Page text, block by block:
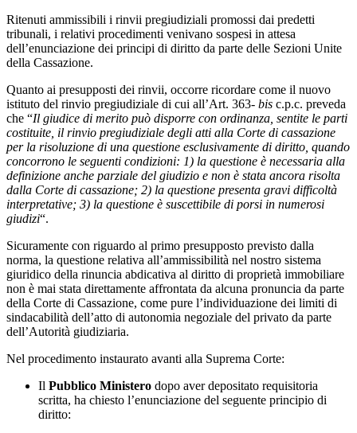
Ritenuti ammissibili i rinvii pregiudiziali promossi dai predetti
tribunali, i relativi procedimenti venivano sospesi in attesa
dell’enunciazione dei principi di diritto da parte delle Sezioni Unite
della Cassazione.
Quanto ai presupposti dei rinvii, occorre ricordare come il nuovo
istituto del rinvio pregiudiziale di cui all’Art. 363- bis c.p.c. preveda
che “Il giudice di merito può disporre con ordinanza, sentite le parti
costituite, il rinvio pregiudiziale degli atti alla Corte di cassazione
per la risoluzione di una questione esclusivamente di diritto, quando
concorrono le seguenti condizioni: 1) la questione è necessaria alla
definizione anche parziale del giudizio e non è stata ancora risolta
dalla Corte di cassazione; 2) la questione presenta gravi difficoltà
interpretative; 3) la questione è suscettibile di porsi in numerosi
giudizi“.
Sicuramente con riguardo al primo presupposto previsto dalla
norma, la questione relativa all’ammissibilità nel nostro sistema
giuridico della rinuncia abdicativa al diritto di proprietà immobiliare
non è mai stata direttamente affrontata da alcuna pronuncia da parte
della Corte di Cassazione, come pure l’individuazione dei limiti di
sindacabilità dell’atto di autonomia negoziale del privato da parte
dell’Autorità giudiziaria.
Nel procedimento instaurato avanti alla Suprema Corte:
Il Pubblico Ministero dopo aver depositato requisitoria
scritta, ha chiesto l’enunciazione del seguente principio di
diritto: